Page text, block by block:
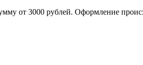
от 3000 рублей. Оформление